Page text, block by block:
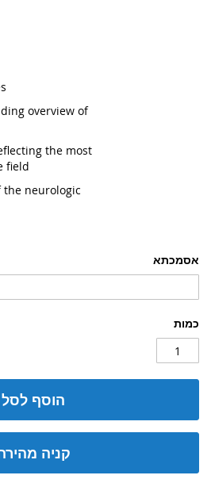
אסמכתא
כמות
הוסף לסל
קניה
overview of
the most
field
the neurologic